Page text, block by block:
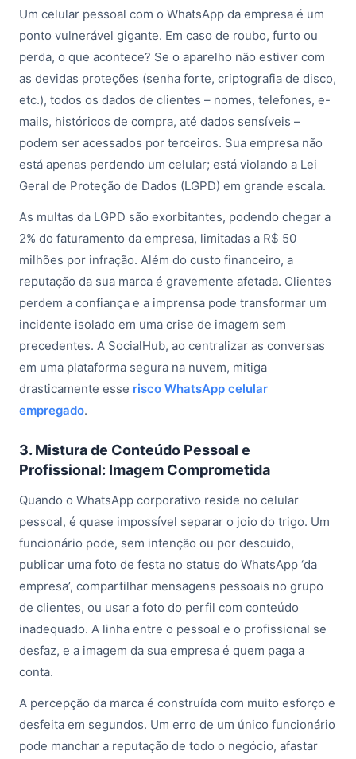
Um celular pessoal com o WhatsApp da empresa é um
ponto vulnerável gigante. Em caso de roubo, furto ou
perda, o que acontece? Se o aparelho não estiver com
as devidas proteções (senha forte, criptografia de disco,
etc.), todos os dados de clientes – nomes, telefones, e-
mails, históricos de compra, até dados sensíveis –
podem ser acessados por terceiros. Sua empresa não
está apenas perdendo um celular; está violando a Lei
Geral de Proteção de Dados (LGPD) em grande escala.
As multas da LGPD são exorbitantes, podendo chegar a
2% do faturamento da empresa, limitadas a R$ 50
milhões por infração. Além do custo financeiro, a
reputação da sua marca é gravemente afetada. Clientes
perdem a confiança e a imprensa pode transformar um
incidente isolado em uma crise de imagem sem
precedentes. A SocialHub, ao centralizar as conversas
em uma plataforma segura na nuvem, mitiga
drasticamente esse risco WhatsApp celular
empregado.
3. Mistura de Conteúdo Pessoal e
Profissional: Imagem Comprometida
Quando o WhatsApp corporativo reside no celular
pessoal, é quase impossível separar o joio do trigo. Um
funcionário pode, sem intenção ou por descuido,
publicar uma foto de festa no status do WhatsApp ‘da
empresa’, compartilhar mensagens pessoais no grupo
de clientes, ou usar a foto do perfil com conteúdo
inadequado. A linha entre o pessoal e o profissional se
desfaz, e a imagem da sua empresa é quem paga a
conta.
A percepção da marca é construída com muito esforço e
desfeita em segundos. Um erro de um único funcionário
pode manchar a reputação de todo o negócio, afastar